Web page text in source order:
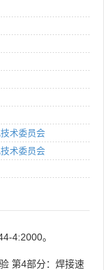
术委员会
术委员会
4:2000。
第4部分：焊接速